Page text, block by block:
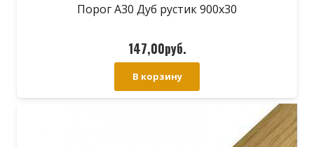
Порог А30 Дуб рустик 900х30
147,00руб.
В корзину